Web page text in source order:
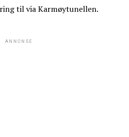
til via Karmøytunellen.
ANNONSE